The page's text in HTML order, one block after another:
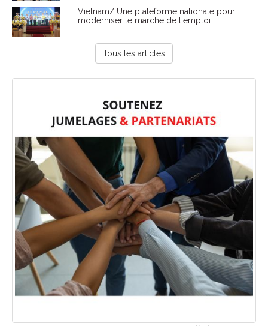
Vietnam/ Une plateforme nationale pour
moderniser le marché de l'emploi
Tous les articles